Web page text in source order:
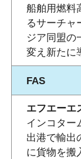
船舶用燃料
るサーチャ
ジア同盟の
変え新たに
FAS
エフエーエ
インコター
出港で輸出
に貨物を搬